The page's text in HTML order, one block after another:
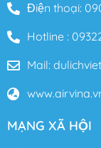
Điện thoại:
Hotline :
Mail:
MẠNG XÃ HỘI